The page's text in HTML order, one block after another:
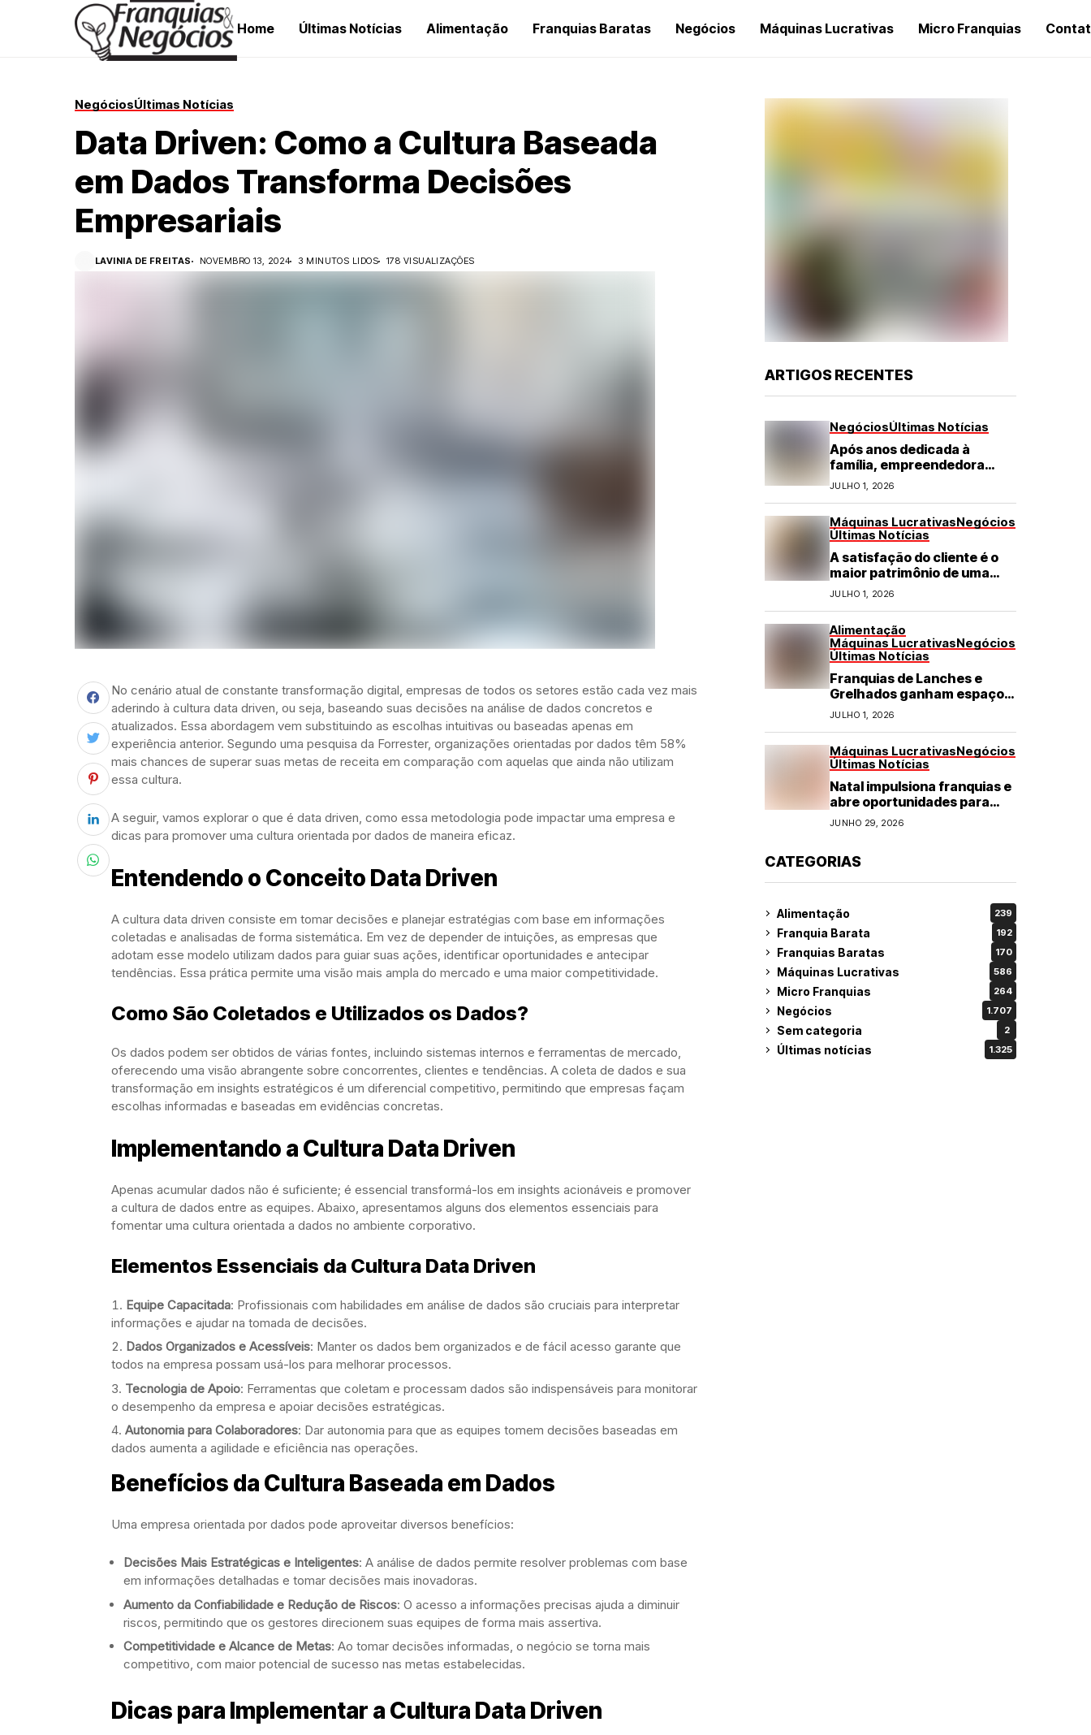
Home Últimas Notícias Alimentação Franquias Baratas Negócios Máquinas Lucrativas Micro Franquias
NegóciosÚltimas Notícias
Data Driven: Como a Cultura Baseada
em Dados Transforma Decisões
Empresariais
LAVINIA DE FREITAS NOVEMBRO 13, 2024 3 MINUTOS LIDOS 178 VISUALIZAÇÕES
No cenário atual de constante transformação digital, empresas de todos os setores estão cada vez mais
aderindo à cultura data driven, ou seja, baseando suas decisões na análise de dados concretos e
atualizados. Essa abordagem vem substituindo as escolhas intuitivas ou baseadas apenas em
experiência anterior. Segundo uma pesquisa da Forrester, organizações orientadas por dados têm 58%
mais chances de superar suas metas de receita em comparação com aquelas que ainda não utilizam
essa cultura.
A seguir, vamos explorar o que é data driven, como essa metodologia pode impactar uma empresa e
dicas para promover uma cultura orientada por dados de maneira eficaz.
Entendendo o Conceito Data Driven
A cultura data driven consiste em tomar decisões e planejar estratégias com base em informações
coletadas e analisadas de forma sistemática. Em vez de depender de intuições, as empresas que
adotam esse modelo utilizam dados para guiar suas ações, identificar oportunidades e antecipar
tendências. Essa prática permite uma visão mais ampla do mercado e uma maior competitividade.
Como São Coletados e Utilizados os Dados?
Os dados podem ser obtidos de várias fontes, incluindo sistemas internos e ferramentas de mercado,
oferecendo uma visão abrangente sobre concorrentes, clientes e tendências. A coleta de dados e sua
transformação em insights estratégicos é um diferencial competitivo, permitindo que empresas façam
escolhas informadas e baseadas em evidências concretas.
Implementando a Cultura Data Driven
Apenas acumular dados não é suficiente; é essencial transformá-los em insights acionáveis e promover
a cultura de dados entre as equipes. Abaixo, apresentamos alguns dos elementos essenciais para
fomentar uma cultura orientada a dados no ambiente corporativo.
Elementos Essenciais da Cultura Data Driven
Equipe Capacitada: Profissionais com habilidades em análise de dados são cruciais para interpretar
informações e ajudar na tomada de decisões.
Dados Organizados e Acessíveis: Manter os dados bem organizados e de fácil acesso garante que
todos na empresa possam usá-los para melhorar processos.
Tecnologia de Apoio: Ferramentas que coletam e processam dados são indispensáveis para monitorar
o desempenho da empresa e apoiar decisões estratégicas.
Autonomia para Colaboradores: Dar autonomia para que as equipes tomem decisões baseadas em
dados aumenta a agilidade e eficiência nas operações.
Benefícios da Cultura Baseada em Dados
Uma empresa orientada por dados pode aproveitar diversos benefícios:
Decisões Mais Estratégicas e Inteligentes: A análise de dados permite resolver problemas com base
em informações detalhadas e tomar decisões mais inovadoras.
Aumento da Confiabilidade e Redução de Riscos: O acesso a informações precisas ajuda a diminuir
riscos, permitindo que os gestores direcionem suas equipes de forma mais assertiva.
Competitividade e Alcance de Metas: Ao tomar decisões informadas, o negócio se torna mais
competitivo, com maior potencial de sucesso nas metas estabelecidas.
Dicas para Implementar a Cultura Data Driven
ARTIGOS RECENTES
NegóciosÚltimas Notícias
Após anos dedicada à
família, empreendedora
transforma franquia de
turismo em negócio de
JULHO 1, 2026
Máquinas LucrativasNegócios
Últimas Notícias
A satisfação do cliente é o
maior patrimônio de uma
franquia
JULHO 1, 2026
Alimentação
Máquinas LucrativasNegócios
Últimas Notícias
Franquias de Lanches e
Grelhados ganham espaço
com demanda por refeições
rápidas e de qualidade
JULHO 1, 2026
Máquinas LucrativasNegócios
Últimas Notícias
Natal impulsiona franquias e
abre oportunidades para
diversos segmentos do
JUNHO 29, 2026
CATEGORIAS
Alimentação 239
Franquia Barata 192
Franquias Baratas 170
Máquinas Lucrativas 586
Micro Franquias 264
Negócios 1.707
Sem categoria 2
Últimas notícias 1.325